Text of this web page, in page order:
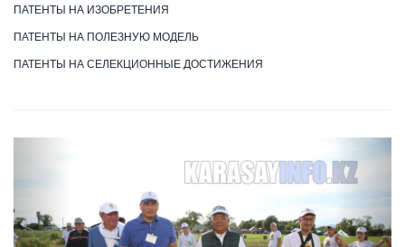
ПАТЕНТЫ НА ИЗОБРЕТЕНИЯ
ПАТЕНТЫ НА ПОЛЕЗНУЮ МОДЕЛЬ
ПАТЕНТЫ НА СЕЛЕКЦИОННЫЕ ДОСТИЖЕНИЯ